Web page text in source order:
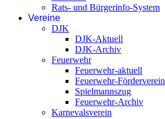
Rats- und Bürgerinfo-System
Vereine
DJK
DJK-Aktuell
DJK-Archiv
Feuerwehr
Feuerwehr-aktuell
Feuerwehr-Förderverein
Spielmannszug
Feuerwehr-Archiv
Karnevalsverein